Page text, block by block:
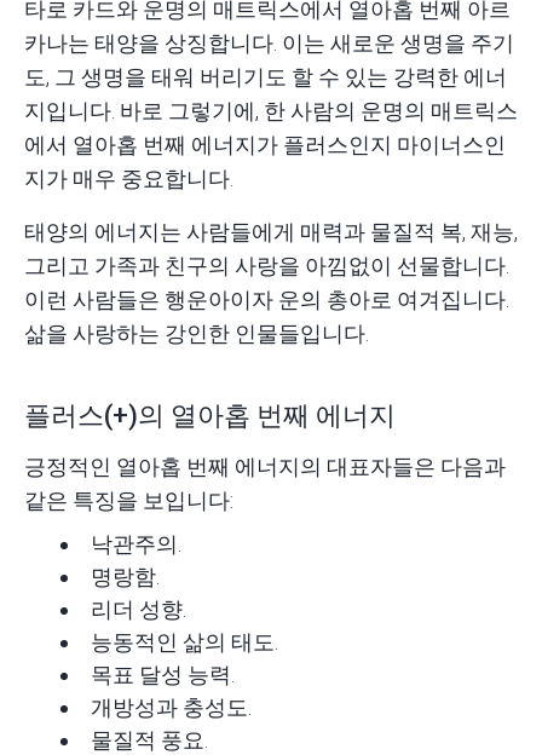
타로 카드와 운명의 매트릭스에서 열아홉 번째 아르
카나는 태양을 상징합니다. 이는 새로운 생명을 주기
도, 그 생명을 태워 버리기도 할 수 있는 강력한 에너
지입니다. 바로 그렇기에, 한 사람의 운명의 매트릭스
에서 열아홉 번째 에너지가 플러스인지 마이너스인
지가 매우 중요합니다.
태양의 에너지는 사람들에게 매력과 물질적 복, 재능,
그리고 가족과 친구의 사랑을 아낌없이 선물합니다.
이런 사람들은 행운아이자 운의 총아로 여겨집니다.
삶을 사랑하는 강인한 인물들입니다.
플러스(+)의 열아홉 번째 에너지
긍정적인 열아홉 번째 에너지의 대표자들은 다음과
같은 특징을 보입니다:
낙관주의.
명랑함.
리더 성향.
능동적인 삶의 태도.
목표 달성 능력.
개방성과 충성도.
물질적 풍요.